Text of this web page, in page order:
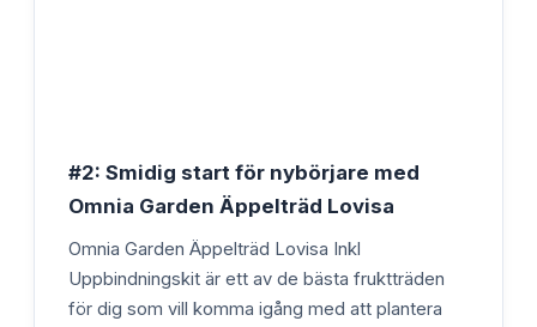
#2: Smidig start för nybörjare med
Omnia Garden Äppelträd Lovisa
Omnia Garden Äppelträd Lovisa Inkl
Uppbindningskit är ett av de bästa fruktträden
för dig som vill komma igång med att plantera